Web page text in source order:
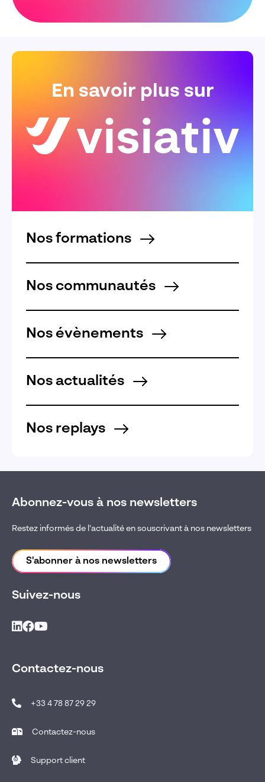
En savoir plus sur
Nos formations
Nos communautés
Nos évènements
Nos actualités
Nos replays
Abonnez-vous à nos newsletters
Restez informés de l’actualité en souscrivant à nos newsletters
S'abonner à nos newsletters
Suivez-nous
Contactez-nous
+33 4 78 87 29 29
Contactez-nous
Support client